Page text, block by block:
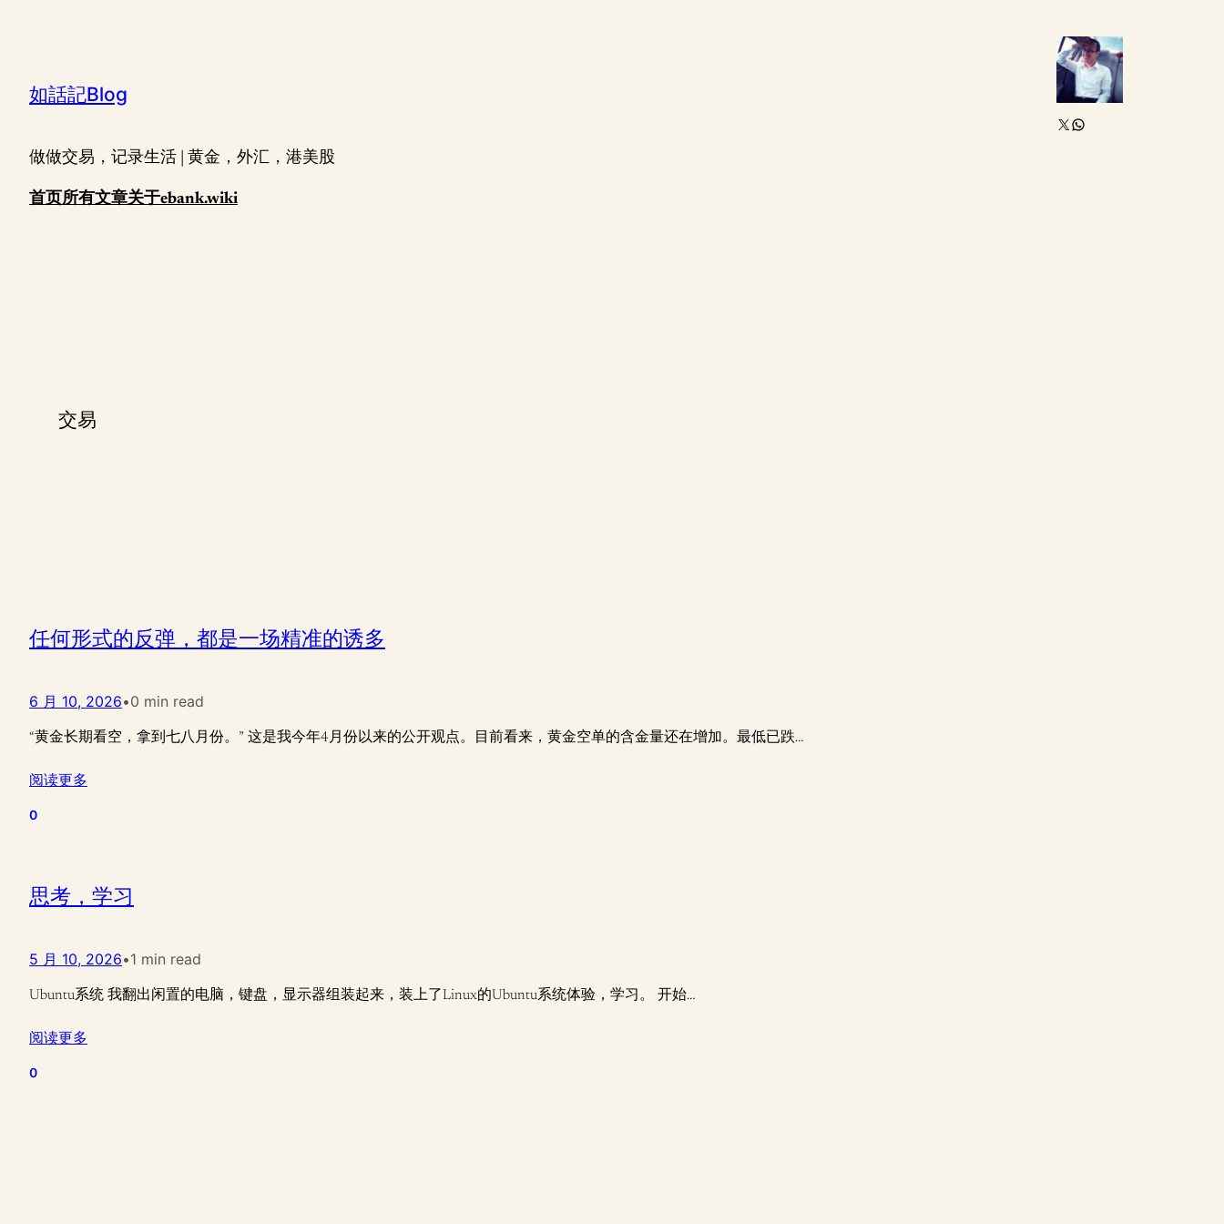
如話記Blog
做做交易，记录生活 | 黄金，外汇，港美股
首页所有文章关于ebank.wiki
X WhatsApp
交易
任何形式的反弹，都是一场精准的诱多
6 月 10, 2026•0 min read
“黄金长期看空，拿到七八月份。” 这是我今年4月份以来的公开观点。目前看来，黄金空单的含金量还在增加。最低已跌…
阅读更多
0
思考，学习
5 月 10, 2026•1 min read
Ubuntu系统 我翻出闲置的电脑，键盘，显示器组装起来，装上了Linux的Ubuntu系统体验，学习。 开始…
阅读更多
0